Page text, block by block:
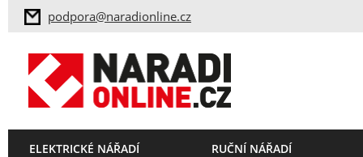
podpora@naradionline.cz
ELEKTRICKÉ NÁŘADÍ RUČNÍ NÁŘADÍ